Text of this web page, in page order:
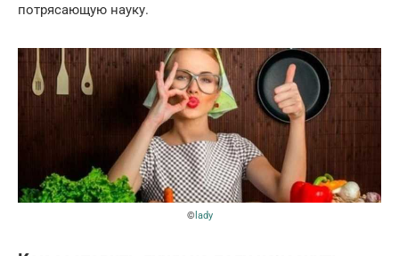
потрясающую науку.
© lady